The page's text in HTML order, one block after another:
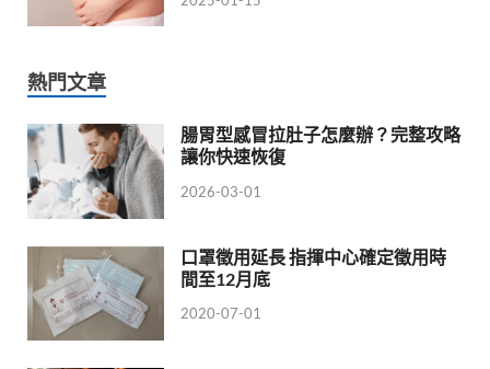
熱門文章
腸胃型感冒拉肚子怎麼辦？完整攻略
讓你快速恢復
2026-03-01
口罩徵用延長 指揮中心確定徵用時
間至12月底
2020-07-01